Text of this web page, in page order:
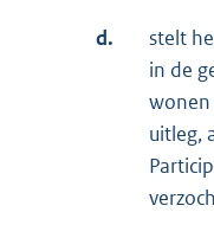
d.
stelt
in de
uitleg,